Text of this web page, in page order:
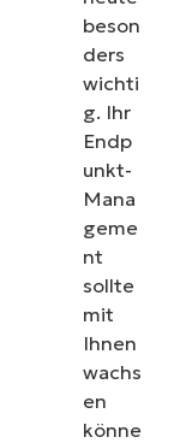
beson
ders
wichti
g. Ihr
Endp
unkt-
Mana
geme
nt
sollte
mit
Ihnen
wachs
en
könne